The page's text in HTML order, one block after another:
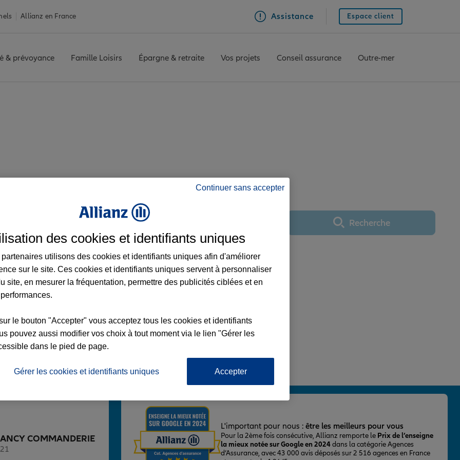
Allianz en France Assistance Espace client
& prévoyance Famille Loisirs Épargne & retraite Vos projets Conseil assurance Outre-mer
Utiliser ma positionRecherche
Voir l'agence
COMMANDERIE
L'important pour nous : être les meilleurs pour vous
Pour la 2ème fois consécutive, Allianz remporte le Prix de l’enseigne
la mieux notée sur Google en 2024dans la catégorie Agences
d’Assurance, avec 43 000 avis déposés sur 2 516 agences en France
Continuer sans accepter
des cookies et identifiants uniques
partenaires utilisons des cookies et identifiants uniques afin d'améliorer
sur le site. Ces cookies et identifiants uniques servent à personnaliser
site, en mesurer la fréquentation, permettre des publicités ciblées et en
le bouton "Accepter" vous acceptez tous les cookies et identifiants
pouvez aussi modifier vos choix à tout moment via le lien "Gérer les
dans le pied de page.
Gérer les cookies et identifiants uniques Accepter